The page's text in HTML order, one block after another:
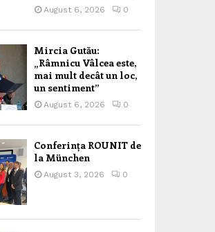
August 6, 2026 0
Mircia Gutău:
„Râmnicu Vâlcea este,
mai mult decât un loc,
un sentiment”
August 6, 2026 0
Conferința ROUNIT de
la München
August 3, 2026 0